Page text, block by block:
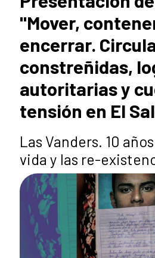
"Mover,
encerrar.
constreñidas,
autoritarias y
tensión en El
Las Vanders. 10
vida y las re-